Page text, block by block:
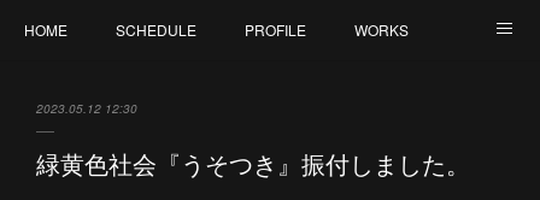
HOME SCHEDULE PROFILE WORKS
2023.05.12 12:30
緑黄色社会『うそつき』振付しました。